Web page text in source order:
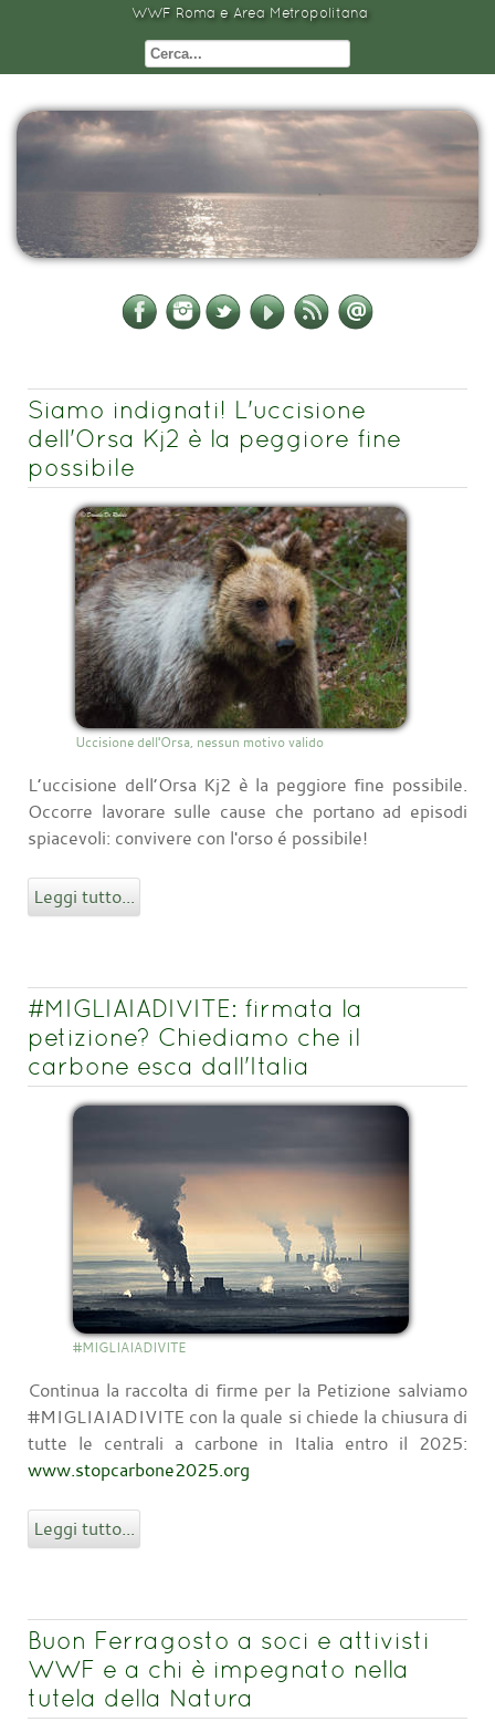
WWF Roma e Area Metropolitana
Siamo indignati! L'uccisione
dell'Orsa Kj2 è la peggiore fine
possibile
Uccisione dell'Orsa, nessun motivo valido
L’uccisione dell’Orsa Kj2 è la peggiore fine possibile.
Occorre lavorare sulle cause che portano ad episodi
spiacevoli: convivere con l'orso é possibile!
Leggi tutto...
#MIGLIAIADIVITE: firmata la
petizione? Chiediamo che il
carbone esca dall'Italia
#MIGLIAIADIVITE
Continua la raccolta di firme per la Petizione salviamo
#MIGLIAIADIVITE con la quale si chiede la chiusura di
tutte le centrali a carbone in Italia entro il 2025:
www.stopcarbone2025.org
Leggi tutto...
Buon Ferragosto a soci e attivisti
WWF e a chi è impegnato nella
tutela della Natura